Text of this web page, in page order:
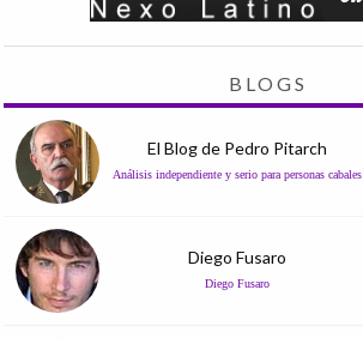
BLOGS
El Blog de Pedro Pitarch
Análisis independiente y serio para personas cabales
Diego Fusaro
Diego Fusaro